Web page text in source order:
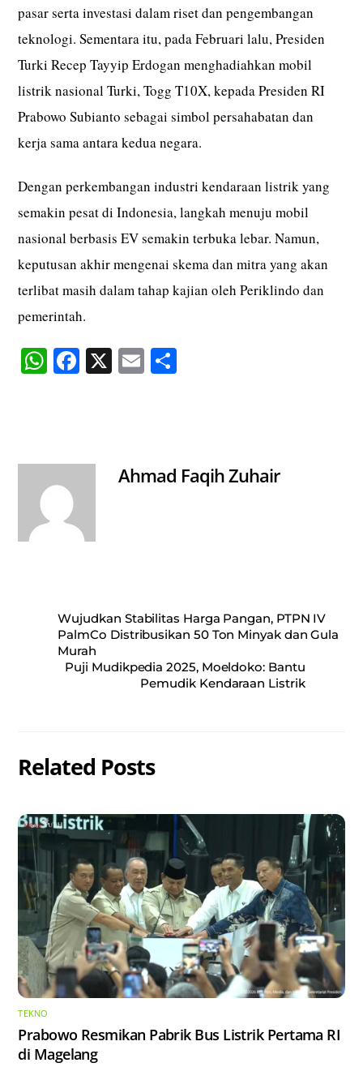
pasar serta investasi dalam riset dan pengembangan
teknologi. Sementara itu, pada Februari lalu, Presiden
Turki Recep Tayyip Erdogan menghadiahkan mobil
listrik nasional Turki, Togg T10X, kepada Presiden RI
Prabowo Subianto sebagai simbol persahabatan dan
kerja sama antara kedua negara.
Dengan perkembangan industri kendaraan listrik yang
semakin pesat di Indonesia, langkah menuju mobil
nasional berbasis EV semakin terbuka lebar. Namun,
keputusan akhir mengenai skema dan mitra yang akan
terlibat masih dalam tahap kajian oleh Periklindo dan
pemerintah.
W
pp
Fa X E
Ahmad Faqih Zuhair
Wujudkan Stabilitas Harga Pangan, PTPN IV
PalmCo Distribusikan 50 Ton Minyak dan Gula
Murah
Puji Mudikpedia 2025, Moeldoko: Bantu
Pemudik Kendaraan Listrik
Related Posts
TEKNO
Prabowo Resmikan Pabrik Bus Listrik Pertama RI
di Magelang